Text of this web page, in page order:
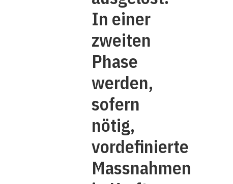
In einer
zweiten
Phase
werden,
sofern
nötig,
vordefinierte
Massnahmen